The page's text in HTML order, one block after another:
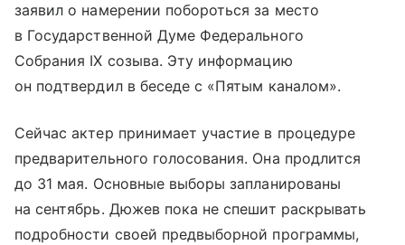
заявил о намерении побороться за место
в Государственной Думе Федерального
Собрания IX созыва. Эту информацию
он подтвердил в беседе с «Пятым каналом».
Сейчас актер принимает участие в процедуре
предварительного голосования. Она продлится
до 31 мая. Основные выборы запланированы
на сентябрь. Дюжев пока не спешит раскрывать
подробности своей предвыборной программы,